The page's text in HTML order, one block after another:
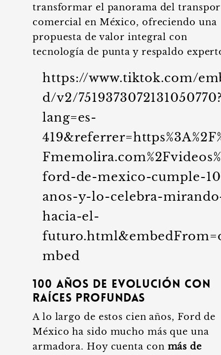
transformar el panorama del
comercial en México, ofreciendo una
propuesta de valor integral con
tecnología de punta y respaldo
https://www.tiktok.com/
d/v2/
lang=es-
ford-de-mexico-cumple-
anos-y-lo-celebra-
hacia-el-
mbed
100 años de evolución con
raíces profundas
A lo largo de estos cien años, Ford de
México ha sido mucho más que una
armadora. Hoy cuenta con más de